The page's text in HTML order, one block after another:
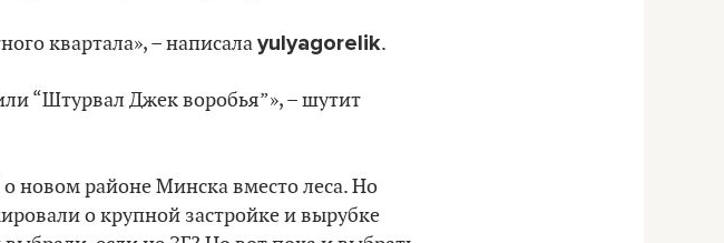
квартала», – написалаyulyagorelik.
“Штурвал Джек воробья”», – шутит
новом районе Минска вместо леса. Но
о крупной застройке и вырубке